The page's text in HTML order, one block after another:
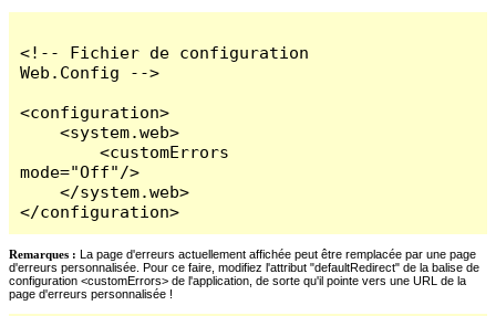
<!-- Fichier de configuration
Web.Config -->
<configuration>
    <system.web>
        <customErrors
mode="Off"/>
    </system.web>
</configuration>
Remarques : La page d'erreurs actuellement affichée peut être remplacée par une page
d'erreurs personnalisée. Pour ce faire, modifiez l'attribut "defaultRedirect" de la balise de
configuration <customErrors> de l'application, de sorte qu'il pointe vers une URL de la
page d'erreurs personnalisée !